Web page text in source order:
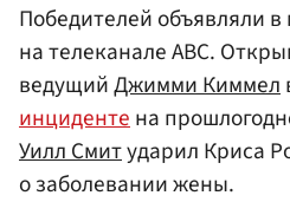
Победителей объявляли
на телеканале ABC.
ведущийДжимми Киммел
инцидентена
Уилл Смитударил Криса
о заболевании жены.